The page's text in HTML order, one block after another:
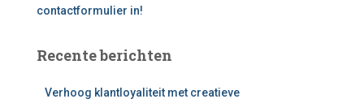
contactformulier in!
Recente berichten
Verhoog klantloyaliteit met creatieve